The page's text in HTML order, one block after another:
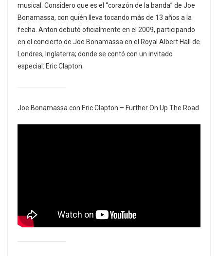
musical. Considero que es el “corazón de la banda” de Joe
Bonamassa, con quién lleva tocando más de 13 años a la
fecha. Anton debutó oficialmente en el 2009, participando
en el concierto de Joe Bonamassa en el Royal Albert Hall de
Londres, Inglaterra; donde se contó con un invitado
especial: Eric Clapton.
Joe Bonamassa con Eric Clapton – Further On Up The Road